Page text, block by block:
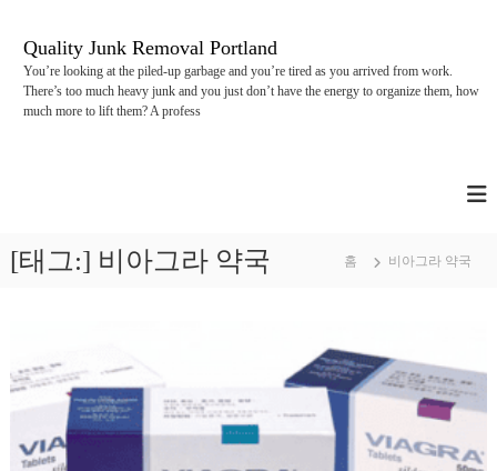
Quality Junk Removal Portland
You’re looking at the piled-up garbage and you’re tired as you arrived from work.
There’s too much heavy junk and you just don’t have the energy to organize them, how
much more to lift them? A profess
[태그:] 비아그라 약국 홈 비아그라 약국